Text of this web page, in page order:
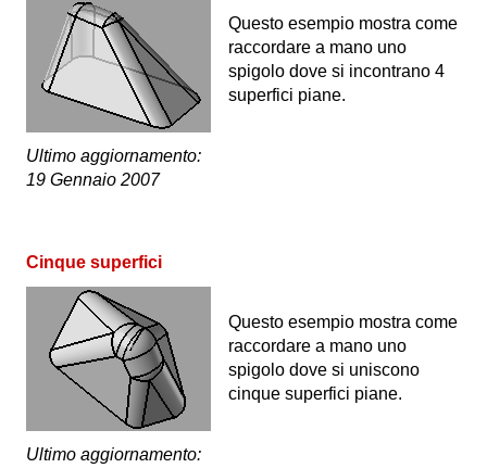
Questo esempio mostra come
raccordare a mano uno
spigolo dove si incontrano 4
superfici piane.
Ultimo aggiornamento:
19 Gennaio 2007
Cinque superfici
Questo esempio mostra come
raccordare a mano uno
spigolo dove si uniscono
cinque superfici piane.
Ultimo aggiornamento: